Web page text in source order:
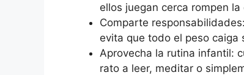
ellos juegan cerca rompen
Comparte
evita que todo el peso caiga
Aprovecha la rutina infantil:
rato a leer, meditar o